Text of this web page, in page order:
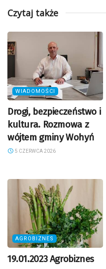
Czytaj także
WIADOMOŚCI
Drogi, bezpieczeństwo i
kultura. Rozmowa z
wójtem gminy Wohyń
5 CZERWCA 2026
AGROBIZNES
19.01.2023 Agrobiznes